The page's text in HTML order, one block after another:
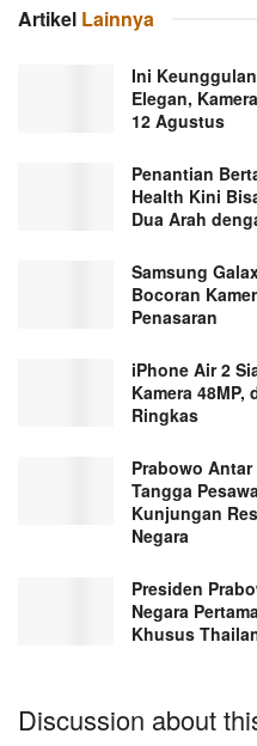
Artikel Lainnya
Ini
Elegan,
12 Agustus
Penantian
Health Kini
Dua Arah
Samsung
Bocoran
Penasaran
iPhone Air 2
Kamera
Ringkas
Prabowo
Tangga
Kunjungan
Negara
Presiden
Negara
Khusus
Discussion about